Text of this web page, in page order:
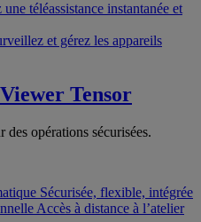
téléassistance instantanée et
et gérez les appareils
Tensor
opérations sécurisées.
Sécurisée, flexible, intégrée
Accès à distance à l’atelier